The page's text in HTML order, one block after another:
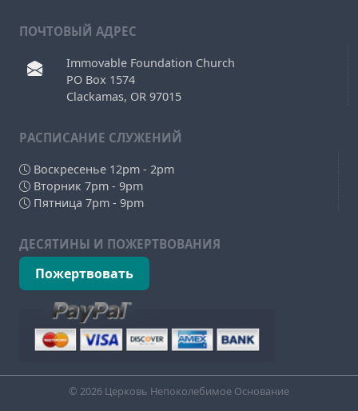
ПОЧТОВЫЙ АДРЕС
Immovable Foundation Church
PO Box 1574
Clackamas, OR 97015
РAСПИСАНИЕ СЛУЖЕНИЙ
Воскресенье 12pm - 2pm
Вторник 7pm - 9pm
Пятница 7pm - 9pm
ДЕСЯТИНЫ И ПОЖЕРТВОВАНИЯ
Пожертвовать
© 2026 Церковь Непоколебимое Основание